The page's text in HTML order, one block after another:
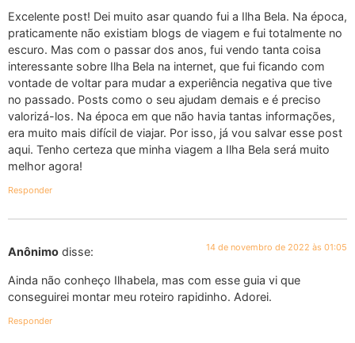
Excelente post! Dei muito asar quando fui a Ilha Bela. Na época,
praticamente não existiam blogs de viagem e fui totalmente no
escuro. Mas com o passar dos anos, fui vendo tanta coisa
interessante sobre Ilha Bela na internet, que fui ficando com
vontade de voltar para mudar a experiência negativa que tive
no passado. Posts como o seu ajudam demais e é preciso
valorizá-los. Na época em que não havia tantas informações,
era muito mais difícil de viajar. Por isso, já vou salvar esse post
aqui. Tenho certeza que minha viagem a Ilha Bela será muito
melhor agora!
Responder
Anônimo disse: 14 de novembro de 2022 às 01:05
Ainda não conheço Ilhabela, mas com esse guia vi que
conseguirei montar meu roteiro rapidinho. Adorei.
Responder